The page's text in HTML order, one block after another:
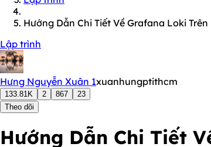
Hướng Dẫn Chi Tiết Về Grafana Loki
Lập trình
Hưng Nguyễn Xuân 1xuanhungptithcm
133.81K 2 867
23
Theo dõi
Hướng Dẫn Chi Tiết